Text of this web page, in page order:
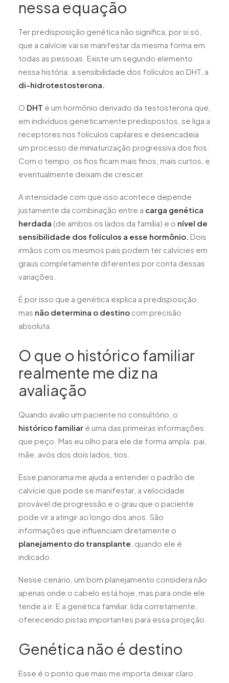
nessa equação
Ter predisposição genética não significa, por si só,
que a calvície vai se manifestar da mesma forma em
todas as pessoas. Existe um segundo elemento
nessa história: a sensibilidade dos folículos ao DHT, a
di-hidrotestosterona.
O DHT é um hormônio derivado da testosterona que,
em indivíduos geneticamente predispostos, se liga a
receptores nos folículos capilares e desencadeia
um processo de miniaturização progressiva dos fios.
Com o tempo, os fios ficam mais finos, mais curtos, e
eventualmente deixam de crescer.
A intensidade com que isso acontece depende
justamente da combinação entre a carga genética
herdada (de ambos os lados da família) e o nível de
sensibilidade dos folículos a esse hormônio. Dois
irmãos com os mesmos pais podem ter calvícies em
graus completamente diferentes por conta dessas
variações.
É por isso que a genética explica a predisposição,
mas não determina o destino com precisão
absoluta.
O que o histórico familiar
realmente me diz na
avaliação
Quando avalio um paciente no consultório, o
histórico familiar é uma das primeiras informações
que peço. Mas eu olho para ele de forma ampla: pai,
mãe, avós dos dois lados, tios.
Esse panorama me ajuda a entender o padrão de
calvície que pode se manifestar, a velocidade
provável de progressão e o grau que o paciente
pode vir a atingir ao longo dos anos. São
informações que influenciam diretamente o
planejamento do transplante , quando ele é
indicado.
Nesse cenário, um bom planejamento considera não
apenas onde o cabelo está hoje, mas para onde ele
tende a ir. E a genética familiar, lida corretamente,
oferecendo pistas importantes para essa projeção.
Genética não é destino
Esse é o ponto que mais me importa deixar claro.